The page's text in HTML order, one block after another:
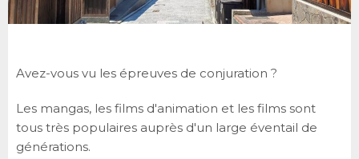
Avez-vous vu les épreuves de conjuration ?
Les mangas, les films d'animation et les films sont
tous très populaires auprès d'un large éventail de
générations.